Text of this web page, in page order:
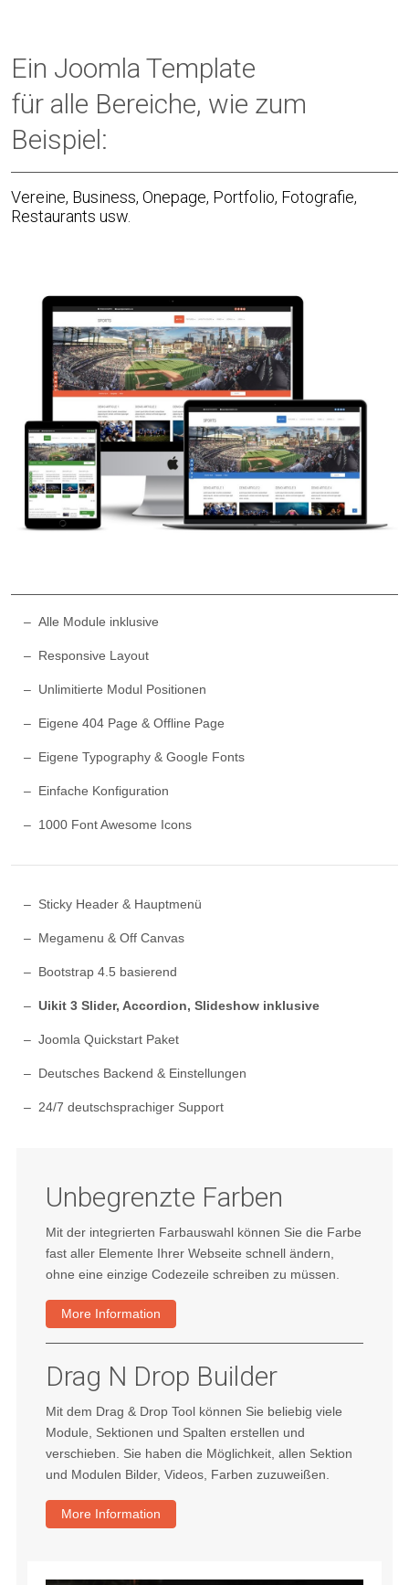
Ein Joomla Template
für alle Bereiche, wie zum
Beispiel:
Vereine, Business, Onepage, Portfolio, Fotografie,
Restaurants usw.
Alle Module inklusive
Responsive Layout
Unlimitierte Modul Positionen
Eigene 404 Page & Offline Page
Eigene Typography & Google Fonts
Einfache Konfiguration
1000 Font Awesome Icons
Sticky Header & Hauptmenü
Megamenu & Off Canvas
Bootstrap 4.5 basierend
Uikit 3 Slider, Accordion, Slideshow inklusive
Joomla Quickstart Paket
Deutsches Backend & Einstellungen
24/7 deutschsprachiger Support
Unbegrenzte Farben
Mit der integrierten Farbauswahl können Sie die Farbe
fast aller Elemente Ihrer Webseite schnell ändern,
ohne eine einzige Codezeile schreiben zu müssen.
More Information
Drag N Drop Builder
Mit dem Drag & Drop Tool können Sie beliebig viele
Module, Sektionen und Spalten erstellen und
verschieben. Sie haben die Möglichkeit, allen Sektion
und Modulen Bilder, Videos, Farben zuzuweißen.
More Information